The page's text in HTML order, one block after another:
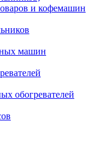
и кофемашин
машин
обогревателей